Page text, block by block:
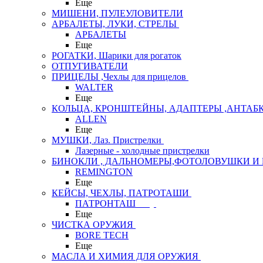
Еще
МИШЕНИ, ПУЛЕУЛОВИТЕЛИ
АРБАЛЕТЫ, ЛУКИ, СТРЕЛЫ
АРБАЛЕТЫ
Еще
РОГАТКИ, Шарики для рогаток
ОТПУГИВАТЕЛИ
ПРИЦЕЛЫ ,Чехлы для прицелов
WALTER
Еще
КОЛЬЦА, КРОНШТЕЙНЫ, АДАПТЕРЫ
ALLEN
Еще
МУШКИ, Лаз. Пристрелки
Лазерные - холодные пристрелки
БИНОКЛИ , ДАЛЬНОМЕРЫ,ФОТОЛОВУШКИ И
REMINGTON
Еще
КЕЙСЫ, ЧЕХЛЫ, ПАТРОТАШИ
ПАТРОНТАШ
Еще
ЧИСТКА ОРУЖИЯ
BORE TECH
Еще
МАСЛА И ХИМИЯ ДЛЯ ОРУЖИЯ